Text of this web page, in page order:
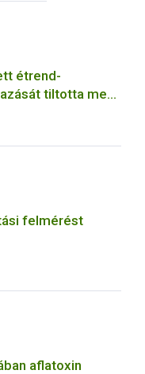
étrend-
tiltotta meg
felmérést
aflatoxin